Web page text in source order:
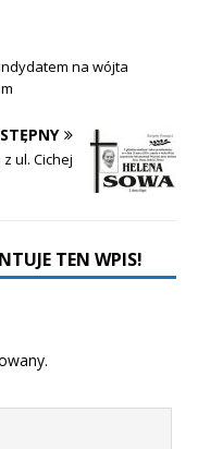
na wójta
ul. Cichej
TEN WPIS!